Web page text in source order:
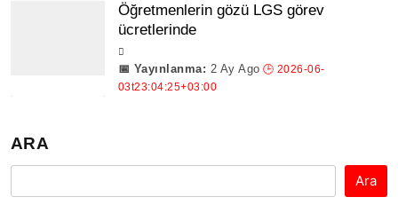
Öğretmenlerin gözü LGS görev
ücretlerinde
2 Ay Ago
ARA
Ara